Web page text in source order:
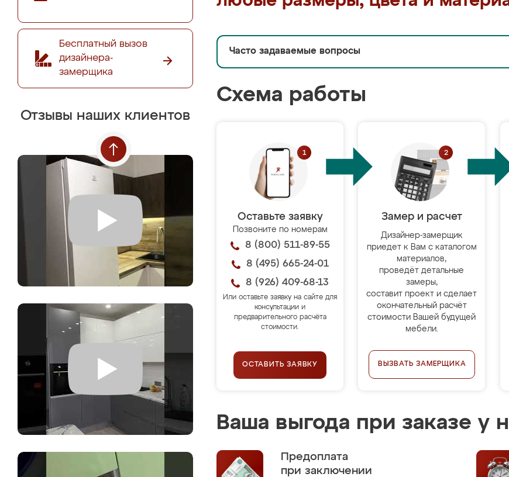
Бесплатный вызов
дизайнера-
замерщика
Отзывы наших клиентов
Часто задаваемые вопросы
Схема работы
Оставьте заявку
Позвоните по номерам
8 (800) 511-89-55
8 (495) 665-24-01
8 (926) 409-68-13
Или оставьте заявку на сайте для
консультации и
предварительного расчёта
стоимости.
ОСТАВИТЬ ЗАЯВКУ
Замер и расчет
Дизайнер-замерщик
приедет к Вам с каталогом
материалов,
проведёт детальные
замеры,
составит проект и сделает
окончательный расчёт
стоимости Вашей будущей
мебели.
ВЫЗВАТЬ ЗАМЕРЩИКА
Ваша выгода при заказе у
Предоплата
при заключении